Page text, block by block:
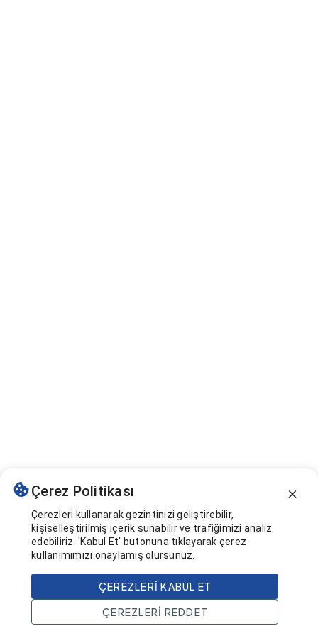
Çerez Politikası
Çerezleri kullanarak gezintinizi geliştirebilir,
kişiselleştirilmiş içerik sunabilir ve trafiğimizi analiz
edebiliriz. 'Kabul Et' butonuna tıklayarak çerez
kullanımımızı onaylamış olursunuz.
ÇEREZLERI KABUL ET
ÇEREZLERI REDDET